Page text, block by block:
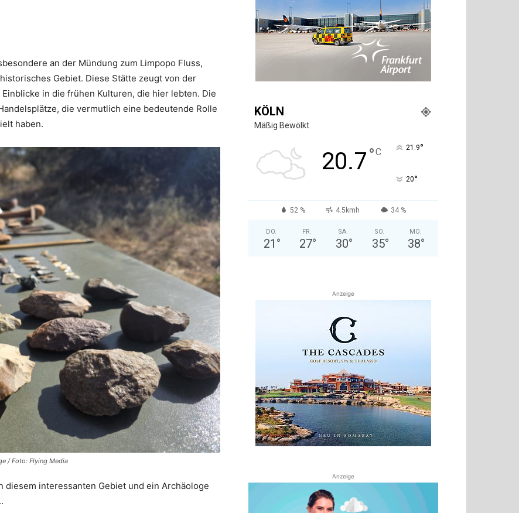
Reiseempfehlungen.
an der Mündung zum Limpopo Fluss,
Gebiet. Diese Stätte zeugt von der
in die frühen Kulturen, die hier lebten. Die
die vermutlich eine bedeutende Rolle
haben.
/ Foto: Flying Media
diesem interessanten Gebiet und ein Archäologe
KÖLN
Mäßig Bewölkt
20.7°C 21.9°
20°
52 % 4.5kmh 34 %
DO.
21 °
FR.
27°
SA.
30°
SO.
35°
MO.
38°
Anzeige
Anzeige